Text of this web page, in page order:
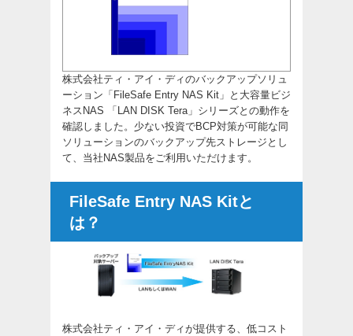
株式会社ティ・アイ・ディのバックアップソリュ
ーション「FileSafe Entry NAS Kit」と大容量ビジ
ネスNAS 「LAN DISK Tera」シリーズとの動作を
確認しました。少ない投資でBCP対策が可能な同
ソリューションのバックアップ先ストレージとし
て、当社NAS製品をご利用いただけます。
FileSafe Entry NAS Kitと
は？
株式会社ティ・アイ・ディが提供する、低コスト